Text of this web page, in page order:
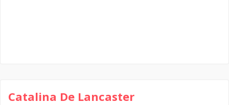
Catalina De Lancaster